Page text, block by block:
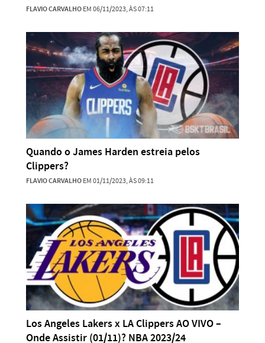
FLAVIO CARVALHOEM 06/11/2023, ÀS 07:11
Quando o James Harden estreia pelos
Clippers?
FLAVIO CARVALHOEM 01/11/2023, ÀS 09:11
Los Angeles Lakers x LA Clippers AO VIVO –
Onde Assistir (01/11)? NBA 2023/24